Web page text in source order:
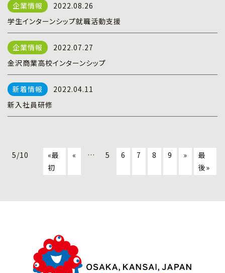
2022.08.26
学生インターンシップ就職活動支援
2022.07.27
金沢商業高校インターンシップ
2022.04.11
新入社員研修
5/10
«最
初
« … 5 6 7 8 9 »
最
後»